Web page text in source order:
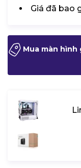
Giá đã bao
Mua màn hình